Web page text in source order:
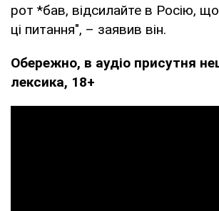
рот *бав, відсилайте в Росію,
ці питання", – заявив він.
Обережно, в аудіо присутня
лексика, 18+